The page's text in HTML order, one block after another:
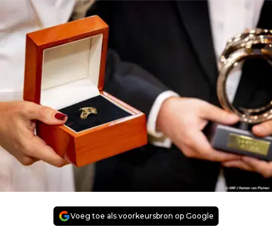
Voeg toe als voorkeursbron op Google